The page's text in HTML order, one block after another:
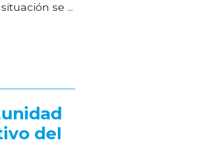
se ...
del